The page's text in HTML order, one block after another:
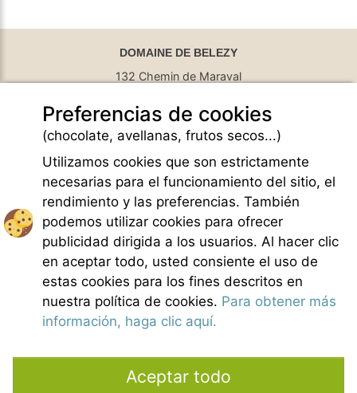
DOMAINE DE BELEZY
132 Chemin de Maraval
GPS Latitude : 44.130661010742187
GPS Longitude : 5.1876931190490723
E-mail :belezy@libranoo.com
Tél : +33(0)4 90 65 60 18
Newsletter France 4 Naturisme
Hacer una pregunta
Charte of naturist living
Menciones legales
Condiciones generales de Venta
Creditos fotos
Contacto
Nuestros colaboradores
Preferencias de cookies
(chocolate, avellanas, frutos secos...)
Utilizamos cookies que son estrictamente
necesarias para el funcionamiento del sitio, el
rendimiento y las preferencias. También
podemos utilizar cookies para ofrecer
publicidad dirigida a los usuarios. Al hacer clic
en aceptar todo, usted consiente el uso de
estas cookies para los fines descritos en
nuestra política de cookies. Para obtener más
información, haga clic aquí.
Aceptar todo